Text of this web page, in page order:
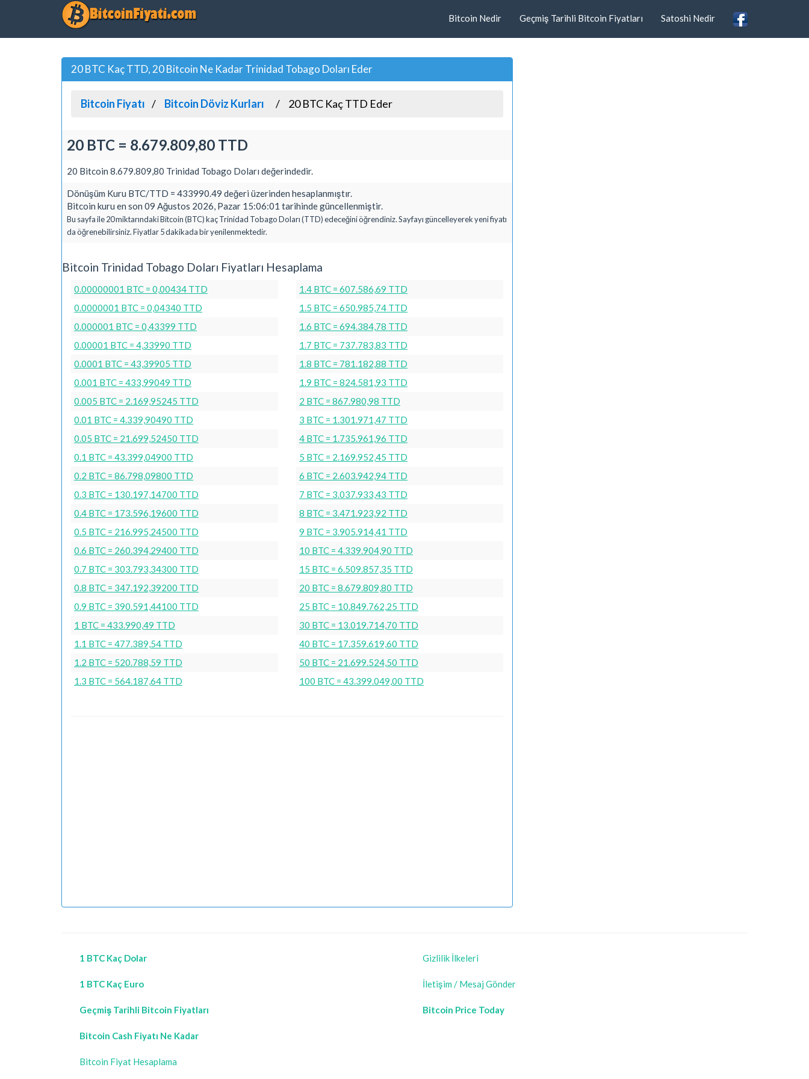
Bitcoin Nedir Geçmiş Tarihli Bitcoin Fiyatları Satoshi Nedir
20 BTC Kaç TTD, 20 Bitcoin Ne Kadar Trinidad Tobago Doları Eder
Bitcoin Fiyatı Bitcoin Döviz Kurları 20 BTC Kaç TTD Eder
20 BTC = 8.679.809,80 TTD
20 Bitcoin 8.679.809,80 Trinidad Tobago Doları değerindedir.
Dönüşüm Kuru BTC/TTD = 433990.49 değeri üzerinden hesaplanmıştır.
Bitcoin kuru en son 09 Ağustos 2026, Pazar 15:06:01 tarihinde güncellenmiştir.
Bu sayfa ile 20 miktarındaki Bitcoin (BTC) kaç Trinidad Tobago Doları (TTD) edeceğini öğrendiniz. Sayfayı güncelleyerek yeni fiyatı
da öğrenebilirsiniz. Fiyatlar 5 dakikada bir yenilenmektedir.
Bitcoin Trinidad Tobago Doları Fiyatları Hesaplama
0.00000001 BTC = 0,00434 TTD
0.0000001 BTC = 0,04340 TTD
0.000001 BTC = 0,43399 TTD
0.00001 BTC = 4,33990 TTD
0.0001 BTC = 43,39905 TTD
0.001 BTC = 433,99049 TTD
0.005 BTC = 2.169,95245 TTD
0.01 BTC = 4.339,90490 TTD
0.05 BTC = 21.699,52450 TTD
0.1 BTC = 43.399,04900 TTD
0.2 BTC = 86.798,09800 TTD
0.3 BTC = 130.197,14700 TTD
0.4 BTC = 173.596,19600 TTD
0.5 BTC = 216.995,24500 TTD
0.6 BTC = 260.394,29400 TTD
0.7 BTC = 303.793,34300 TTD
0.8 BTC = 347.192,39200 TTD
0.9 BTC = 390.591,44100 TTD
1 BTC = 433.990,49 TTD
1.1 BTC = 477.389,54 TTD
1.2 BTC = 520.788,59 TTD
1.3 BTC = 564.187,64 TTD
1.4 BTC = 607.586,69 TTD
1.5 BTC = 650.985,74 TTD
1.6 BTC = 694.384,78 TTD
1.7 BTC = 737.783,83 TTD
1.8 BTC = 781.182,88 TTD
1.9 BTC = 824.581,93 TTD
2 BTC = 867.980,98 TTD
3 BTC = 1.301.971,47 TTD
4 BTC = 1.735.961,96 TTD
5 BTC = 2.169.952,45 TTD
6 BTC = 2.603.942,94 TTD
7 BTC = 3.037.933,43 TTD
8 BTC = 3.471.923,92 TTD
9 BTC = 3.905.914,41 TTD
10 BTC = 4.339.904,90 TTD
15 BTC = 6.509.857,35 TTD
20 BTC = 8.679.809,80 TTD
25 BTC = 10.849.762,25 TTD
30 BTC = 13.019.714,70 TTD
40 BTC = 17.359.619,60 TTD
50 BTC = 21.699.524,50 TTD
100 BTC = 43.399.049,00 TTD
1 BTC Kaç Dolar
1 BTC Kaç Euro
Geçmiş Tarihli Bitcoin Fiyatları
Bitcoin Cash Fiyatı Ne Kadar
Bitcoin Fiyat Hesaplama
Gizlilik İlkeleri
İletişim / Mesaj Gönder
Bitcoin Price Today